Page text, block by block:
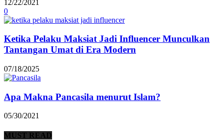
12/22/2021
0
Ketika Pelaku Maksiat Jadi Influencer Munculkan
Tantangan Umat di Era Modern
07/18/2025
Apa Makna Pancasila menurut Islam?
05/30/2021
MUST READ